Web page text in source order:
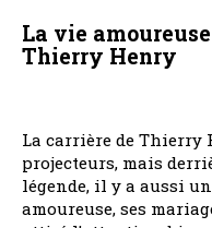
La vie
Thierry Henry
La carrière de Thierry
projecteurs, mais
légende, il y a aussi
amoureuse, ses